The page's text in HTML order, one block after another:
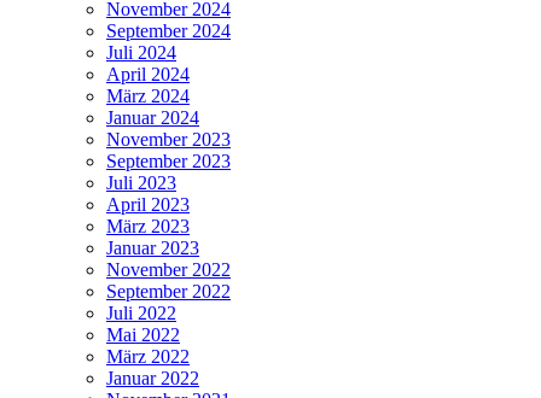
November 2024
September 2024
Juli 2024
April 2024
März 2024
Januar 2024
November 2023
September 2023
Juli 2023
April 2023
März 2023
Januar 2023
November 2022
September 2022
Juli 2022
Mai 2022
März 2022
Januar 2022